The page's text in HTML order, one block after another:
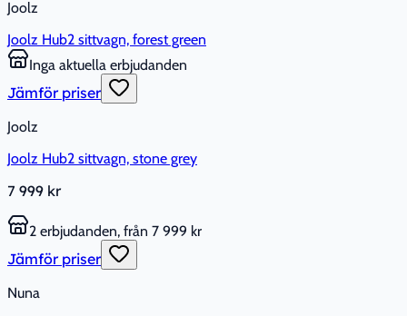
Joolz
Joolz Hub2 sittvagn, forest green
Inga aktuella erbjudanden
Jämför priser
Joolz
Joolz Hub2 sittvagn, stone grey
7 999 kr
2 erbjudanden, från 7 999 kr
Jämför priser
Nuna